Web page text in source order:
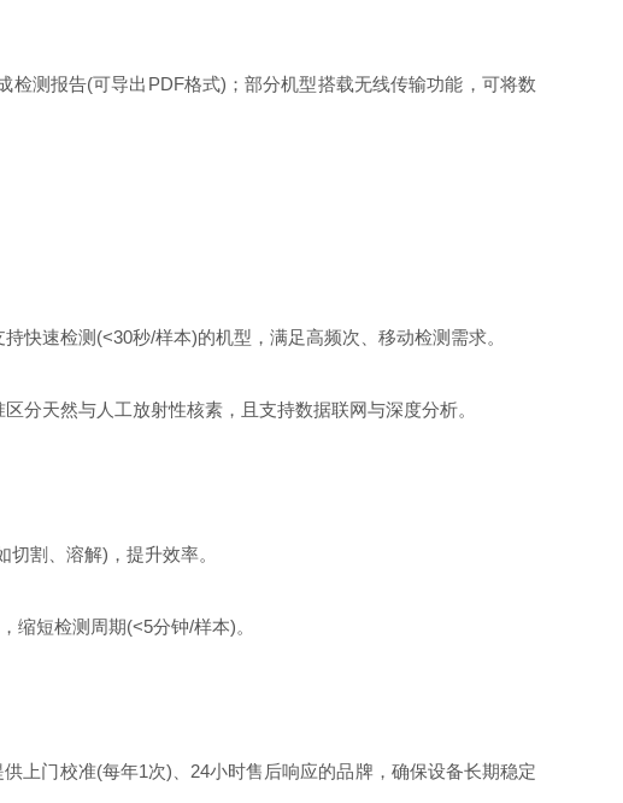
测报告(可导出PDF格式)；部分机型搭载无线传输功能，可将数
速检测(<30秒/样本)的机型，满足高频次、移动检测需求。​
天然与人工放射性核素，且支持数据联网与深度分析。​
割、溶解)，提升效率。​
短检测周期(<5分钟/样本)。​
门校准(每年1次)、24小时售后响应的品牌，确保设备长期稳定